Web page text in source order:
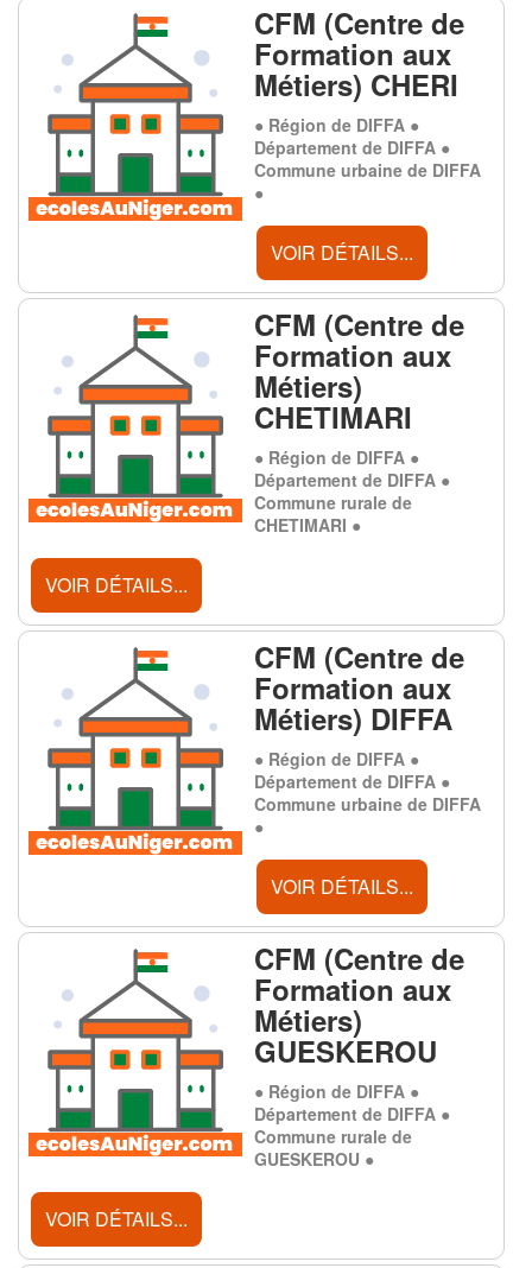
CFM (Centre de
Formation aux
Métiers) CHERI
● Région de DIFFA ●
Département de DIFFA ●
Commune urbaine de DIFFA
●
VOIR DÉTAILS...
CFM (Centre de
Formation aux
Métiers)
CHETIMARI
● Région de DIFFA ●
Département de DIFFA ●
Commune rurale de
CHETIMARI ●
VOIR DÉTAILS...
CFM (Centre de
Formation aux
Métiers) DIFFA
● Région de DIFFA ●
Département de DIFFA ●
Commune urbaine de DIFFA
●
VOIR DÉTAILS...
CFM (Centre de
Formation aux
Métiers)
GUESKEROU
● Région de DIFFA ●
Département de DIFFA ●
Commune rurale de
GUESKEROU ●
VOIR DÉTAILS...